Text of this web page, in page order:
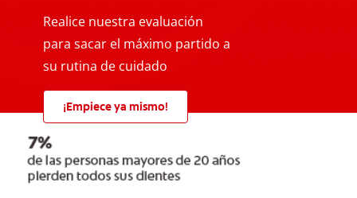
Realice nuestra evaluación
para sacar el máximo partido a
su rutina de cuidado
¡Empiece ya mismo!